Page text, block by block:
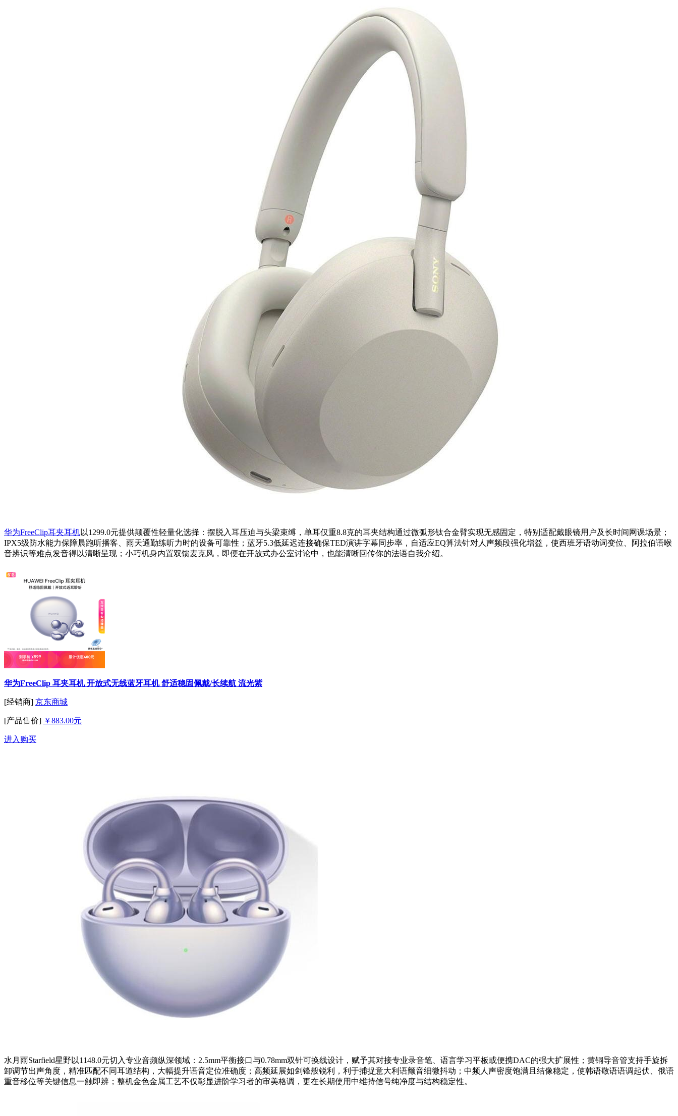
华为FreeClip耳夹耳机以1299.0元提供颠覆性轻量化选择：摆脱入耳压迫与头梁束缚，单耳仅重8.8克的耳夹结构通过微弧形钛合金臂实现无感固定，特别适配戴眼镜用户及长时间网课场景；
IPX5级防水能力保障晨跑听播客、雨天通勤练听力时的设备可靠性；蓝牙5.3低延迟连接确保TED演讲字幕同步率，自适应EQ算法针对人声频段强化增益，使西班牙语动词变位、阿拉伯语喉
音辨识等难点发音得以清晰呈现；小巧机身内置双馈麦克风，即便在开放式办公室讨论中，也能清晰回传你的法语自我介绍。
华为FreeClip 耳夹耳机 开放式无线蓝牙耳机 舒适稳固佩戴/长续航 流光紫
[经销商] 京东商城
[产品售价] ￥883.00元
进入购买
水月雨Starfield星野以1148.0元切入专业音频纵深领域：2.5mm平衡接口与0.78mm双针可换线设计，赋予其对接专业录音笔、语言学习平板或便携DAC的强大扩展性；黄铜导音管支持手旋拆
卸调节出声角度，精准匹配不同耳道结构，大幅提升语音定位准确度；高频延展如剑锋般锐利，利于捕捉意大利语颤音细微抖动；中频人声密度饱满且结像稳定，使韩语敬语语调起伏、俄语
重音移位等关键信息一触即辨；整机金色金属工艺不仅彰显进阶学习者的审美格调，更在长期使用中维持信号纯净度与结构稳定性。